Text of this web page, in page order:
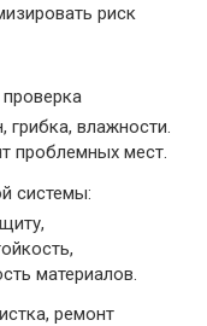
риск
грибка, влажности.
проблемных мест.
системы:
материалов.
ремонт